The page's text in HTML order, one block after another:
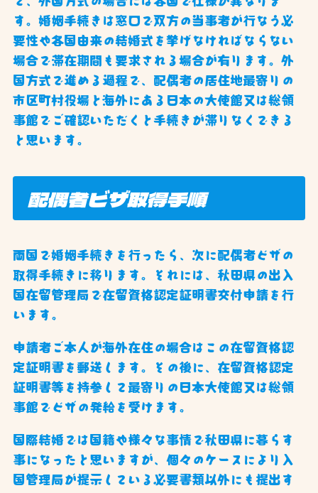
す。婚姻手続きは窓口で双方の当事者が行なう必
要性や各国由来の結婚式を挙げなければならない
場合で滞在期間も要求される場合が有ります。外
国方式で進める過程で、配偶者の居住地最寄りの
市区町村役場と海外にある日本の大使館又は総領
事館でご確認いただくと手続きが滞りなくできる
と思います。
配偶者ビザ取得手順
両国で婚姻手続きを行ったら、次に配偶者ビザの
取得手続きに移ります。それには、秋田県の出入
国在留管理局で在留資格認定証明書交付申請を行
います。
申請者ご本人が海外在住の場合はこの在留資格認
定証明書を郵送します。その後に、在留資格認定
証明書等を持参して最寄りの日本大使館又は総領
事館でビザの発給を受けます。
国際結婚では国籍や様々な事情で秋田県に暮らす
事になったと思いますが、個々のケースにより入
国管理局が提示している必要書類以外にも提出す